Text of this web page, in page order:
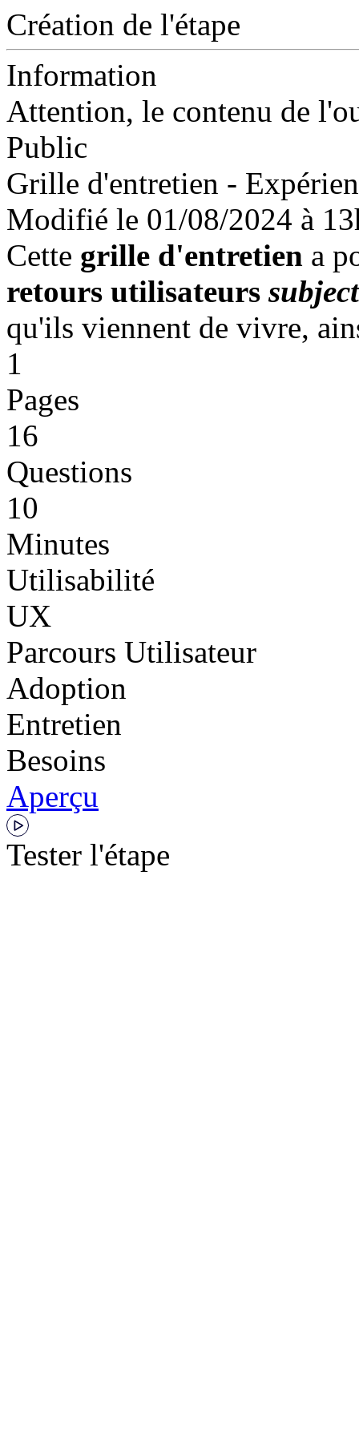
Création de l'étape
Information
Attention, le contenu de
Public
Grille d'entretien -
Modifié le 01/08/2024 à
Cette grille d'entretien a
retours utilisateurs
qu'ils viennent de vivre,
1
Pages
16
Questions
10
Minutes
Utilisabilité
UX
Parcours Utilisateur
Adoption
Entretien
Besoins
Aperçu
Tester l'étape